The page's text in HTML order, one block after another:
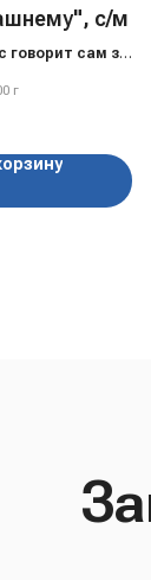
с/м
говорит сам за
г